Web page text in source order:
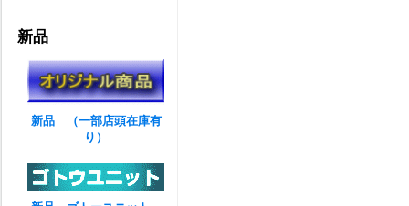
新品
新品 （一部店頭在庫有
り）